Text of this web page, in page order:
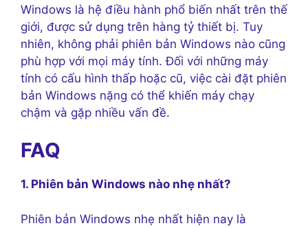
Windows là hệ điều hành phổ biến nhất trên thế
giới, được sử dụng trên hàng tỷ thiết bị. Tuy
nhiên, không phải phiên bản Windows nào cũng
phù hợp với mọi máy tính. Đối với những máy
tính có cấu hình thấp hoặc cũ, việc cài đặt phiên
bản Windows nặng có thể khiến máy chạy
chậm và gặp nhiều vấn đề.
FAQ
1. Phiên bản Windows nào nhẹ nhất?
Phiên bản Windows nhẹ nhất hiện nay là